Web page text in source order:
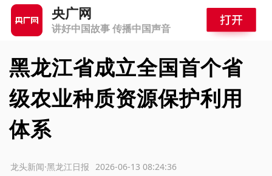
央广网
讲好中国故事 传播中国声音
黑龙江省成立全国首个省
级农业种质资源保护利用
体系
2026-06-13 08:24:36
龙头新闻·黑龙江日报